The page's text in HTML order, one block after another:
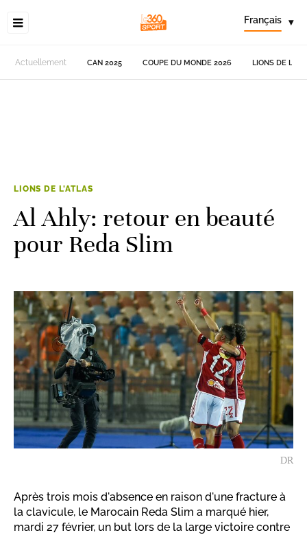
Français ▾
Actuellement CAN 2025 COUPE DU MONDE 2026 LIONS DE
LIONS DE L'ATLAS
Al Ahly: retour en beauté
pour Reda Slim
DR
Après trois mois d'absence en raison d'une fracture à
la clavicule, le Marocain Reda Slim a marqué hier,
mardi 27 février, un but lors de la large victoire contre